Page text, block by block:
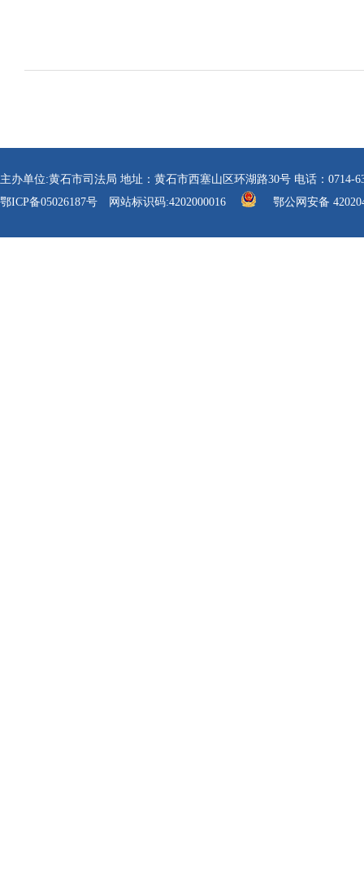
主办单位:黄石市司法局 地址：黄石市西塞山区环湖路30号 电话：0714-
鄂ICP备05026187号 网站标识码:4202000016 鄂公网安备